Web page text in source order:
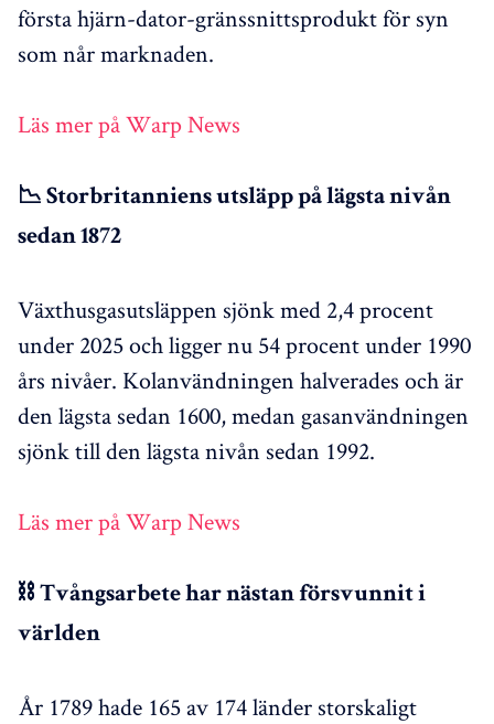
första hjärn-dator-gränssnittsprodukt för syn
som når marknaden.
Läs mer på Warp News
📉 Storbritanniens utsläpp på lägsta nivån
sedan 1872
Växthusgasutsläppen sjönk med 2,4 procent
under 2025 och ligger nu 54 procent under 1990
års nivåer. Kolanvändningen halverades och är
den lägsta sedan 1600, medan gasanvändningen
sjönk till den lägsta nivån sedan 1992.
Läs mer på Warp News
⛓️ Tvångsarbete har nästan försvunnit i
världen
År 1789 hade 165 av 174 länder storskaligt